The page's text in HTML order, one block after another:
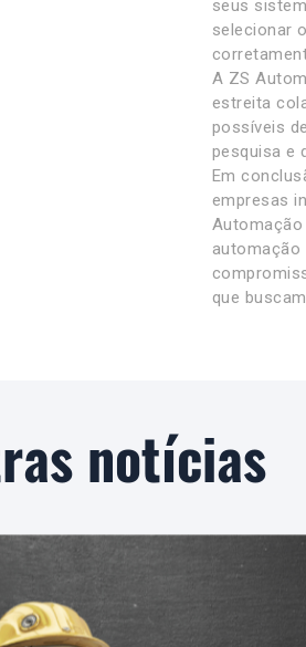
seus
selecionar
A ZS
estreita
possíveis
pesquisa e
Em
empresas
automação
que
notícias